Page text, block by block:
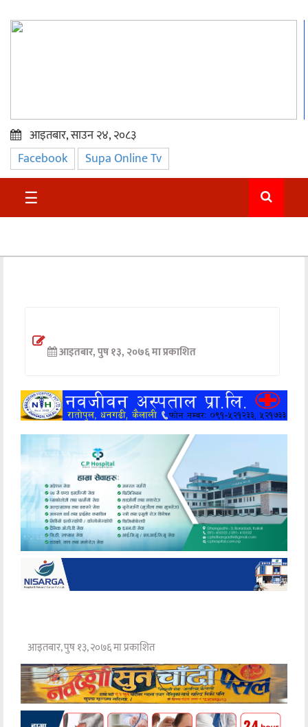
प्रमुख
समाचार
सुदुर
अन्तर्वार्ता
खेलकुद
मनोरञ्जन
अन्य
आइतबार, साउन २४, २०८३
Facebook Supa Online Tv
☰
आइतबार, पुष १३, २०७६ मा प्रकाशित
आइतबार, पुष १३, २०७६ मा प्रकाशित